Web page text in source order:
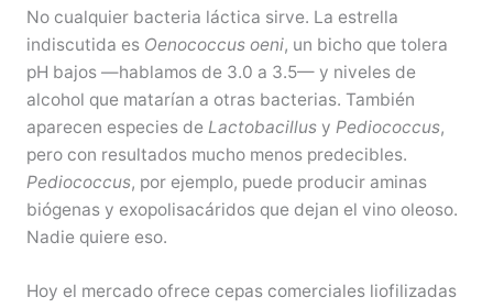
No cualquier bacteria láctica sirve. La estrella
indiscutida es Oenococcus oeni, un bicho que tolera
pH bajos —hablamos de 3.0 a 3.5— y niveles de
alcohol que matarían a otras bacterias. También
aparecen especies de Lactobacillusy Pediococcus,
pero con resultados mucho menos predecibles.
Pediococcus, por ejemplo, puede producir aminas
biógenas y exopolisacáridos que dejan el vino oleoso.
Nadie quiere eso.
Hoy el mercado ofrece cepas comerciales liofilizadas